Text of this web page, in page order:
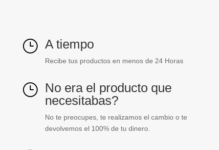
} A tiempo
Recibe tus productos en menos de 24 Horas
} No era el producto que
necesitabas?
No te preocupes, te realizamos el cambio o te
devolvemos el 100% de tu dinero.